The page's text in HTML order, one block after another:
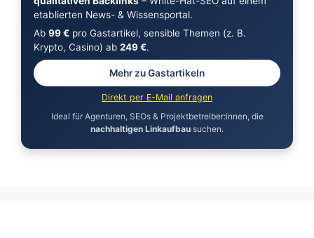
etablierten News- & Wissensportal.
Ab 99 €pro Gastartikel, sensible Themen (z. B.
Krypto, Casino) ab 249 €.
Mehr zu Gastartikeln
Direkt per E-Mail anfragen
Ideal für Agenturen, SEOs & Projektbetreiber:innen, die
nachhaltigen Linkaufbau suchen.